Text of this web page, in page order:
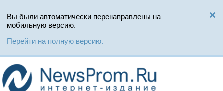
Вы были автоматически перенаправлены на
мобильную версию.
Перейти на полную версию.